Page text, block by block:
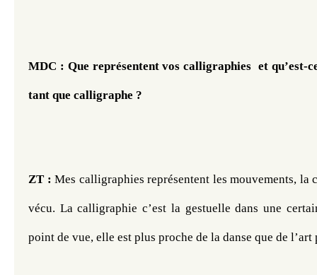
MDC : Que représentent vos calligraphies  et qu’est-
tant que calligraphe ?
ZT : Mes calligraphies représentent les mouvements, la
vécu. La calligraphie c’est la gestuelle dans une
point de vue, elle est plus proche de la danse que de